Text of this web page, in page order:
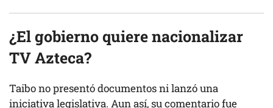
¿El gobierno quiere nacionalizar
TV Azteca?
Taibo no presentó documentos ni lanzó una
iniciativa legislativa. Aun así, su comentario fue